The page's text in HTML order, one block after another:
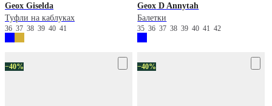
Geox Giselda
Туфли на каблуках
36 37 38 39 40 41
Geox D Annytah
Балетки
3536373839404142
−40% −40%